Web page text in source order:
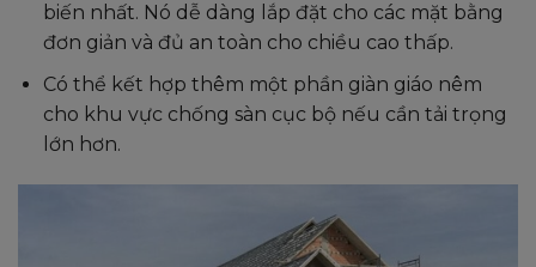
biến nhất. Nó dễ dàng lắp đặt cho các mặt bằng
đơn giản và đủ an toàn cho chiều cao thấp.
Có thể kết hợp thêm một phần giàn giáo nêm
cho khu vực chống sàn cục bộ nếu cần tải trọng
lớn hơn.